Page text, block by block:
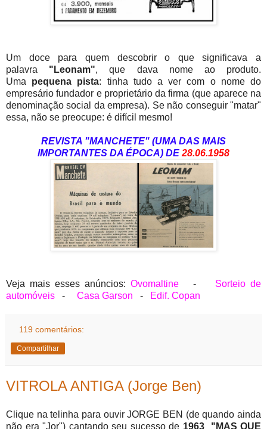
Um doce para quem descobrir o que significava a
palavra "Leonam", que dava nome ao produto.
Uma pequena pista: tinha tudo a ver com o nome do
empresário fundador e proprietário da firma (que aparece na
denominação social da empresa). Se não conseguir "matar"
essa, não se preocupe: é difícil mesmo!
REVISTA "MANCHETE" (UMA DAS MAIS
IMPORTANTES DA ÉPOCA) DE 28.06.1958
Veja mais esses anúncios: Ovomaltine - Sorteio de
automóveis
- Casa Garson - Edif. Copan
119 comentários:
Compartilhar
VITROLA ANTIGA (Jorge Ben)
Clique na telinha para ouvir JORGE BEN (de quando ainda
não era "Jor") cantando seu sucesso de 1963
"MAS QUE